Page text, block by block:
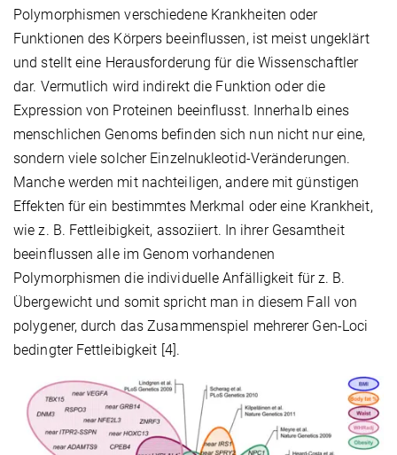
Polymorphismen verschiedene Krankheiten oder
Funktionen des Körpers beeinflussen, ist meist ungeklärt
und stellt eine Herausforderung für die Wissenschaftler
dar. Vermutlich wird indirekt die Funktion oder die
Expression von Proteinen beeinflusst. Innerhalb eines
menschlichen Genoms befinden sich nun nicht nur eine,
sondern viele solcher Einzelnukleotid-Veränderungen.
Manche werden mit nachteiligen, andere mit günstigen
Effekten für ein bestimmtes Merkmal oder eine Krankheit,
wie z. B. Fettleibigkeit, assoziiert. In ihrer Gesamtheit
beeinflussen alle im Genom vorhandenen
Polymorphismen die individuelle Anfälligkeit für z. B.
Übergewicht und somit spricht man in diesem Fall von
polygener, durch das Zusammenspiel mehrerer Gen-Loci
bedingter Fettleibigkeit [4].